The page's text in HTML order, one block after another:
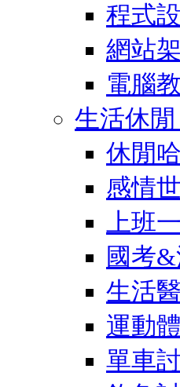
程式
網站
電腦
生活休閒
休閒
感情
上班
國考
生活
運動
單車